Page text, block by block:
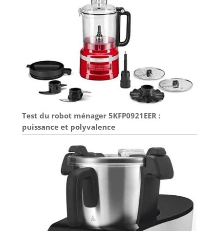
Test du robot ménager 5KFP0921EER :
puissance et polyvalence